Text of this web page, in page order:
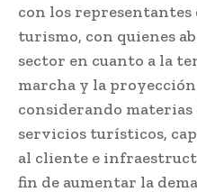
con los representantes
turismo, con quienes
sector en cuanto a la
marcha y la
considerando
servicios turísticos,
al cliente e
fin de aumentar la